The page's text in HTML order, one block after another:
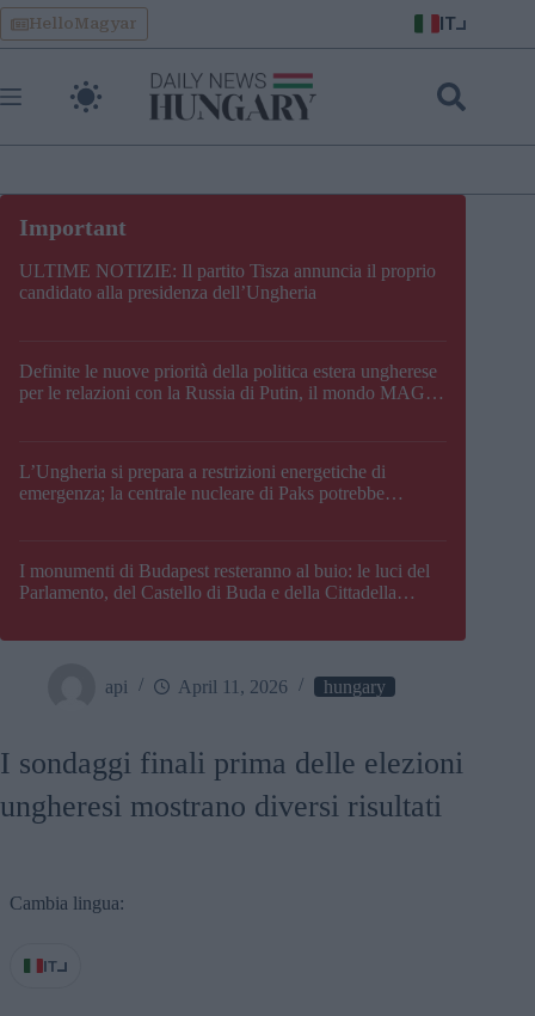
Skip
to
content
HelloMagyar IT
ULTIME NOTIZIE: Il partito Tisza annuncia il proprio
candidato alla presidenza dell’Ungheria
Definite le nuove priorità della politica estera ungherese
per le relazioni con la Russia di Putin, il mondo MAGA,
L’Ungheria si prepara a restrizioni energetiche di
emergenza; la centrale nucleare di Paks potrebbe
I monumenti di Budapest resteranno al buio: le luci del
Parlamento, del Castello di Buda e della Cittadella
api April 11, 2026 hungary
I sondaggi finali prima delle elezioni
ungheresi mostrano diversi risultati
Cambia lingua:
IT